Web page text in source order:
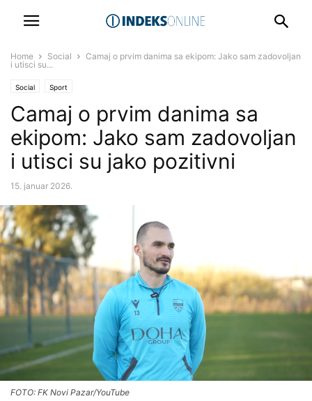
Home Social
Camaj o prvim danima sa ekipom: Jako sam zadovoljan
i utisci su...
Social Sport
Camaj o prvim danima sa
ekipom: Jako sam zadovoljan
i utisci su jako pozitivni
15. januar 2026.
FOTO: FK Novi Pazar/YouTube